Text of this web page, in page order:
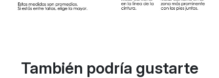
También podría gustarte